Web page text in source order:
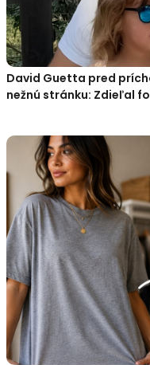
David Guetta pred
nežnú stránku: Zdieľal